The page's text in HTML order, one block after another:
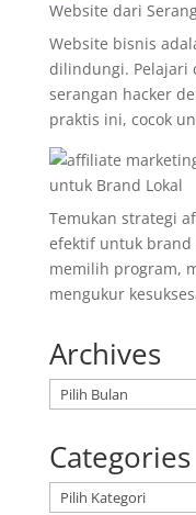
Website dari
Website bisnis
dilindungi. Pelajari
serangan hacker
praktis ini, cocok
untuk Brand Lokal
Temukan strategi
efektif untuk brand
memilih program,
mengukur
Archives
Arsip
Categories
Kategori